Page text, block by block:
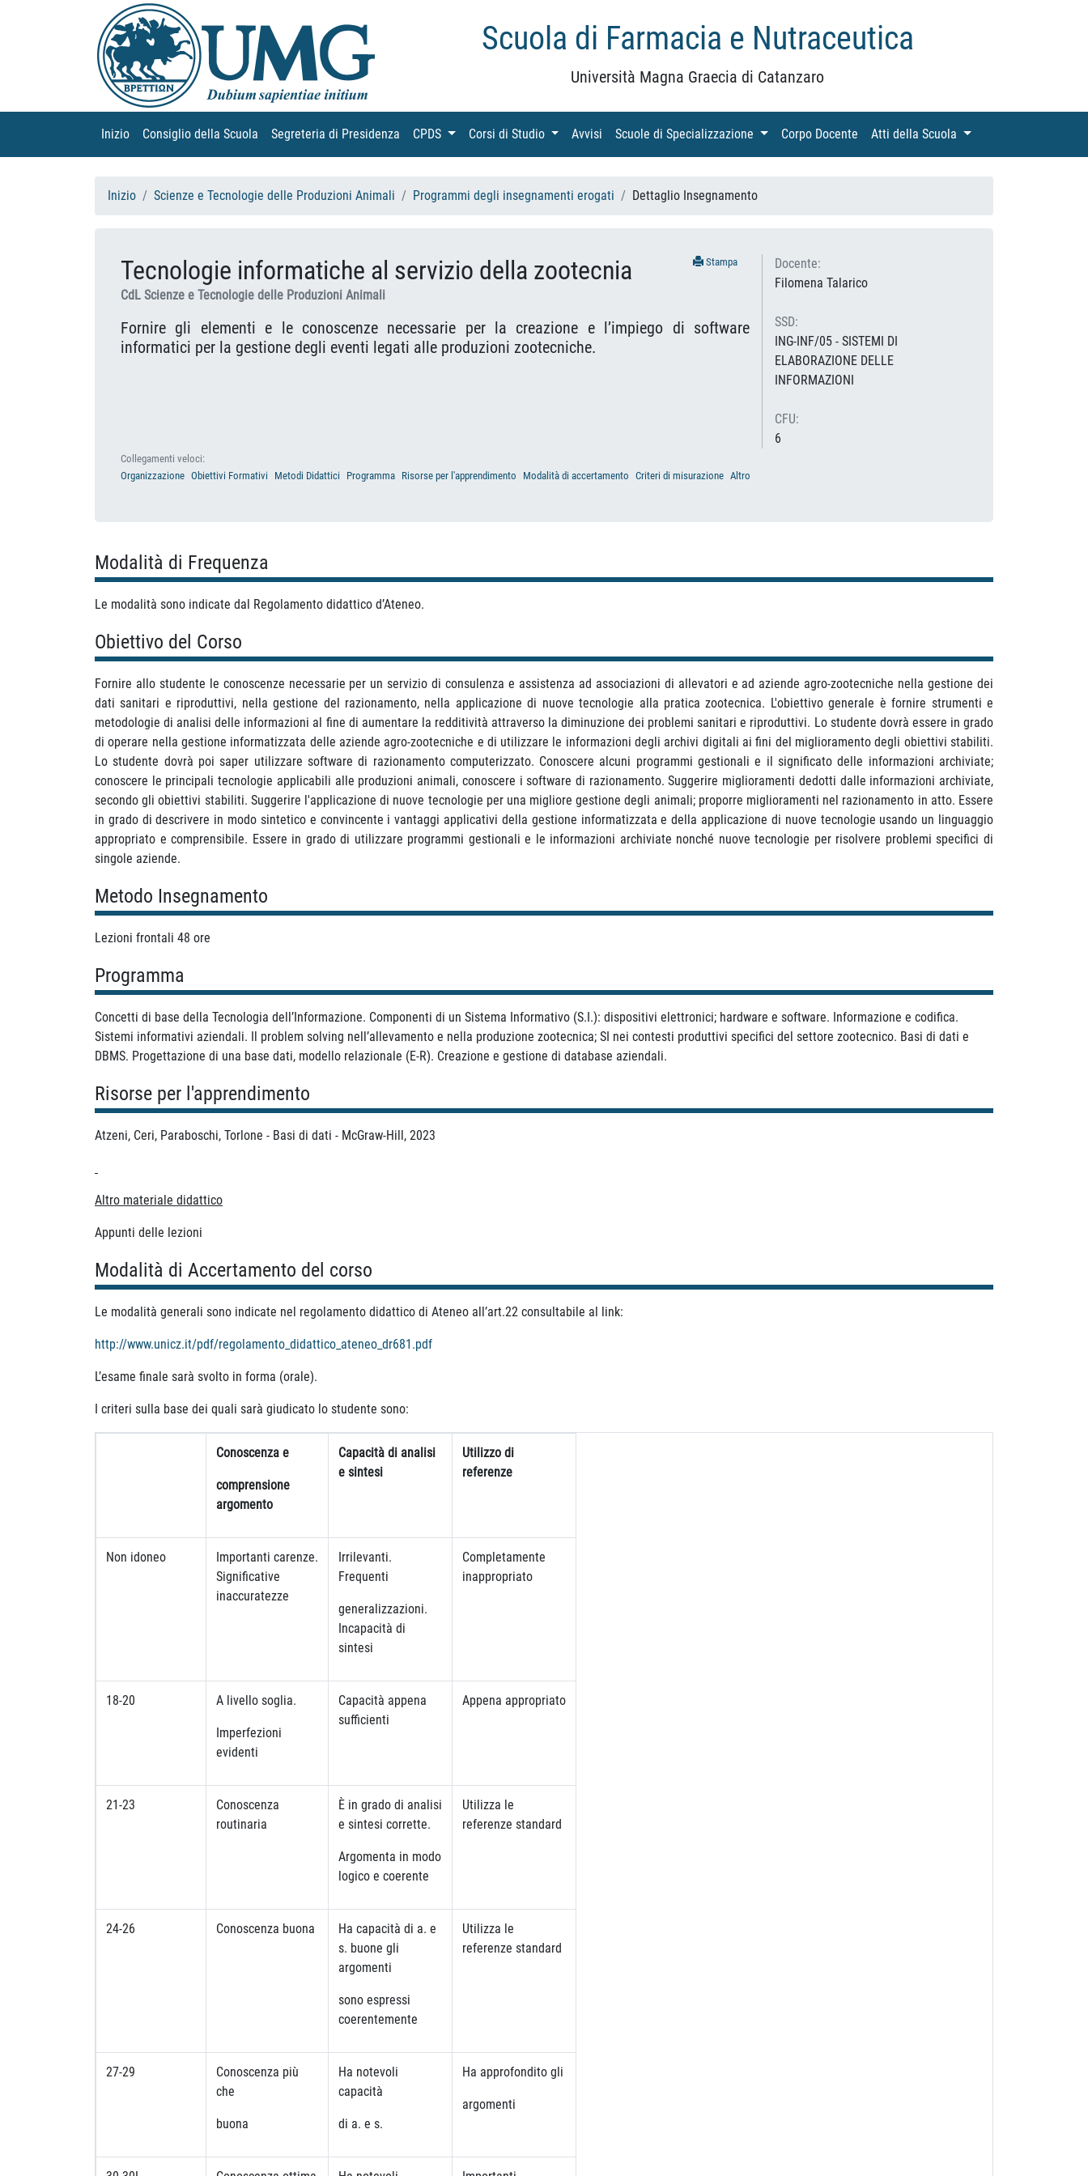
Scuola di Farmacia e Nutraceutica
Università Magna Graecia di Catanzaro
Inizio (current)
Consiglio della Scuola (current)
Segreteria di Presidenza (current)
CPDS (current)Corsi di Studio (current)
Avvisi (current)
Scuole di Specializzazione (current)Corpo Docente (current)
Atti della Scuola (current)
Inizio Scienze e Tecnologie delle Produzioni Animali Programmi degli insegnamenti erogati Dettaglio Insegnamento
Stampa
Tecnologie informatiche al servizio della zootecnia
CdL Scienze e Tecnologie delle Produzioni Animali
Fornire gli elementi e le conoscenze necessarie per la creazione e l’impiego di software
informatici per la gestione degli eventi legati alle produzioni zootecniche.
Docente:
Filomena Talarico
SSD:
ING-INF/05 - SISTEMI DI
ELABORAZIONE DELLE
INFORMAZIONI
CFU:
6
Collegamenti veloci:
Organizzazione Obiettivi Formativi Metodi Didattici Programma Risorse per l'apprendimento Modalità di accertamento Criteri di misurazione Altro
Modalità di Frequenza
Le modalità sono indicate dal Regolamento didattico d’Ateneo.
Obiettivo del Corso
Fornire allo studente le conoscenze necessarie per un servizio di consulenza e assistenza ad associazioni di allevatori e ad aziende agro-zootecniche nella gestione dei
dati sanitari e riproduttivi, nella gestione del razionamento, nella applicazione di nuove tecnologie alla pratica zootecnica. L'obiettivo generale è fornire strumenti e
metodologie di analisi delle informazioni al fine di aumentare la redditività attraverso la diminuzione dei problemi sanitari e riproduttivi. Lo studente dovrà essere in grado
di operare nella gestione informatizzata delle aziende agro-zootecniche e di utilizzare le informazioni degli archivi digitali ai fini del miglioramento degli obiettivi stabiliti.
Lo studente dovrà poi saper utilizzare software di razionamento computerizzato. Conoscere alcuni programmi gestionali e il significato delle informazioni archiviate;
conoscere le principali tecnologie applicabili alle produzioni animali, conoscere i software di razionamento. Suggerire miglioramenti dedotti dalle informazioni archiviate,
secondo gli obiettivi stabiliti. Suggerire l'applicazione di nuove tecnologie per una migliore gestione degli animali; proporre miglioramenti nel razionamento in atto. Essere
in grado di descrivere in modo sintetico e convincente i vantaggi applicativi della gestione informatizzata e della applicazione di nuove tecnologie usando un linguaggio
appropriato e comprensibile. Essere in grado di utilizzare programmi gestionali e le informazioni archiviate nonché nuove tecnologie per risolvere problemi specifici di
singole aziende.
Metodo Insegnamento
Lezioni frontali 48 ore
Programma
Concetti di base della Tecnologia dell’Informazione. Componenti di un Sistema Informativo (S.I.): dispositivi elettronici; hardware e software. Informazione e codifica.
Sistemi informativi aziendali. Il problem solving nell’allevamento e nella produzione zootecnica; SI nei contesti produttivi specifici del settore zootecnico. Basi di dati e
DBMS. Progettazione di una base dati, modello relazionale (E-R). Creazione e gestione di database aziendali.
Risorse per l'apprendimento
Atzeni, Ceri, Paraboschi, Torlone - Basi di dati - McGraw-Hill, 2023
Altro materiale didattico
Appunti delle lezioni
Modalità di Accertamento del corso
Le modalità generali sono indicate nel regolamento didattico di Ateneo all’art.22 consultabile al link:
http://www.unicz.it/pdf/regolamento_didattico_ateneo_dr681.pdf
L’esame finale sarà svolto in forma (orale).
I criteri sulla base dei quali sarà giudicato lo studente sono:
Conoscenza e
comprensione
argomento
Capacità di analisi
e sintesi
Utilizzo di
referenze
Non idoneo
Importanti carenze.
Significative
inaccuratezze
Irrilevanti.
Frequenti
generalizzazioni.
Incapacità di
sintesi
Completamente
inappropriato
18-20 A livello soglia.
Imperfezioni
evidenti
Capacità appena
sufficienti
Appena appropriato
21-23
Conoscenza
routinaria
È in grado di analisi
e sintesi corrette.
Argomenta in modo
logico e coerente
Utilizza le
referenze standard
24-26 Conoscenza buona
Ha capacità di a. e
s. buone gli
argomenti
sono espressi
coerentemente
Utilizza le
referenze standard
27-29
Conoscenza più
che
buona
Ha notevoli
capacità
di a. e s.
Ha approfondito gli
argomenti